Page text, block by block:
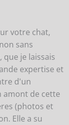
votre chat,
sans
je laissais
expertise et
d'un
amont de cette
(photos et
Elle a su